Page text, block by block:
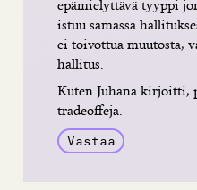
epämielyttävä tyyppi
istuu samassa
ei toivottua muutosta,
hallitus.
Kuten Juhana kirjoitti,
tradeoffeja.
Vastaa